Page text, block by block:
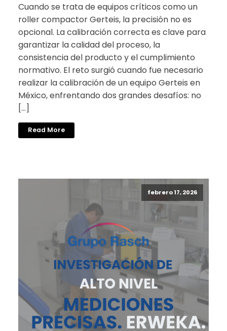
Cuando se trata de equipos críticos como un
roller compactor Gerteis, la precisión no es
opcional. La calibración correcta es clave para
garantizar la calidad del proceso, la
consistencia del producto y el cumplimiento
normativo. El reto surgió cuando fue necesario
realizar la calibración de un equipo Gerteis en
México, enfrentando dos grandes desafíos: no
[…]
Read More
febrero 17, 2026